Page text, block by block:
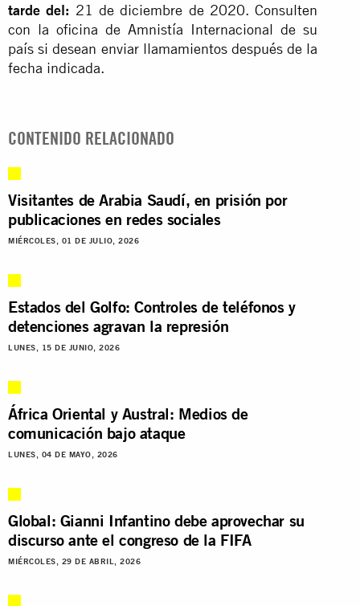
tarde del: 21 de diciembre de 2020. Consulten
con la oficina de Amnistía Internacional de su
país si desean enviar llamamientos después de la
fecha indicada.
CONTENIDO RELACIONADO
Visitantes de Arabia Saudí, en prisión por
publicaciones en redes sociales
MIÉRCOLES, 01 DE JULIO, 2026
Estados del Golfo: Controles de teléfonos y
detenciones agravan la represión
LUNES, 15 DE JUNIO, 2026
África Oriental y Austral: Medios de
comunicación bajo ataque
LUNES, 04 DE MAYO, 2026
Global: Gianni Infantino debe aprovechar su
discurso ante el congreso de la FIFA
MIÉRCOLES, 29 DE ABRIL, 2026